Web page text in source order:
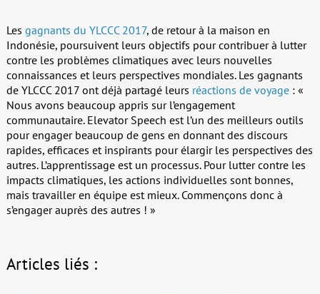
Les gagnants du YLCCC 2017, de retour à la maison en
Indonésie, poursuivent leurs objectifs pour contribuer à lutter
contre les problèmes climatiques avec leurs nouvelles
connaissances et leurs perspectives mondiales. Les gagnants
de YLCCC 2017 ont déjà partagé leurs réactions de voyage: «
Nous avons beaucoup appris sur l’engagement
communautaire. Elevator Speech est l’un des meilleurs outils
pour engager beaucoup de gens en donnant des discours
rapides, efficaces et inspirants pour élargir les perspectives des
autres. L’apprentissage est un processus. Pour lutter contre les
impacts climatiques, les actions individuelles sont bonnes,
mais travailler en équipe est mieux. Commençons donc à
s’engager auprès des autres ! »
Articles liés :